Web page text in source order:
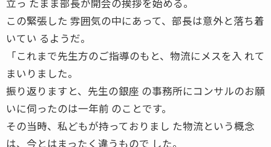
この緊張した 雰囲気の中にあって、部長は意外と落ち着
いてい るようだ。
「これまで先生方のご指導のもと、物流にメスを入 れて
まいりました。
振り返りますと、先生の銀座 の事務所にコンサルのお願
いに伺ったのは一年前 のことです。
その当時、私どもが持っておりまし た物流という概念
は、今とはまったく違うもので した。